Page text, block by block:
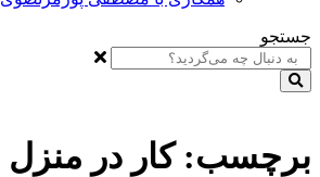
جستجو
برچسب:کار در منزل